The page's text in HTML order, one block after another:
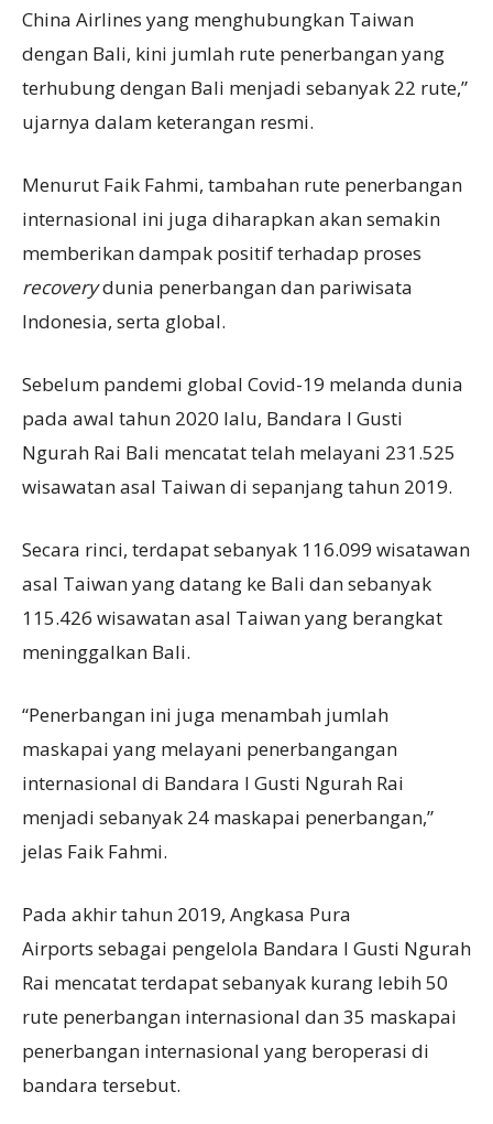
China Airlines yang menghubungkan Taiwan
dengan Bali, kini jumlah rute penerbangan yang
terhubung dengan Bali menjadi sebanyak 22 rute,”
ujarnya dalam keterangan resmi.
Menurut Faik Fahmi, tambahan rute penerbangan
internasional ini juga diharapkan akan semakin
memberikan dampak positif terhadap proses
recoverydunia penerbangan dan pariwisata
Indonesia, serta global.
Sebelum pandemi global Covid-19 melanda dunia
pada awal tahun 2020 lalu, Bandara I Gusti
Ngurah Rai Bali mencatat telah melayani 231.525
wisawatan asal Taiwan di sepanjang tahun 2019.
Secara rinci, terdapat sebanyak 116.099 wisatawan
asal Taiwan yang datang ke Bali dan sebanyak
115.426 wisawatan asal Taiwan yang berangkat
meninggalkan Bali.
“Penerbangan ini juga menambah jumlah
maskapai yang melayani penerbangangan
internasional di Bandara I Gusti Ngurah Rai
menjadi sebanyak 24 maskapai penerbangan,”
jelas Faik Fahmi.
Pada akhir tahun 2019, Angkasa Pura
Airports sebagai pengelola Bandara I Gusti Ngurah
Rai mencatat terdapat sebanyak kurang lebih 50
rute penerbangan internasional dan 35 maskapai
penerbangan internasional yang beroperasi di
bandara tersebut.